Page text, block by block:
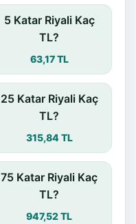
5 Katar Riyali Kaç
TL?
63,17 TL
25 Katar Riyali Kaç
TL?
315,84 TL
75 Katar Riyali Kaç
TL?
947,52 TL